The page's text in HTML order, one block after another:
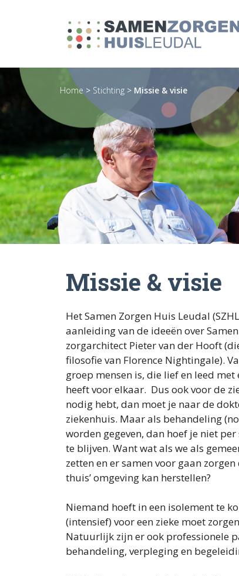
Home > Stichting > Missie & visie
Missie & visie
Het Samen Zorgen Huis Leudal
aanleiding van de ideeën over
zorgarchitect Pieter van der Hooft
filosofie van Florence Nightingale).
groep mensen is, die lief en leed
heeft voor elkaar. Dus ook voor de
nodig hebt, dan moet je naar de
ziekenhuis. Maar als behandeling
worden gegeven, dan hoef je niet
te blijven. Want wat als we als
zetten en er samen voor gaan
thuis’ omgeving kan herstellen?
Niemand hoeft in een isolement te
(intensief) voor een zieke moet
Natuurlijk zijn er ook professionele
behandeling, verpleging en